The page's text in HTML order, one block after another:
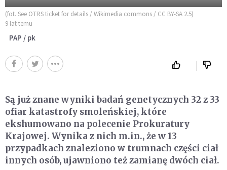
(fot. See OTRS ticket for details / Wikimedia commons / CC BY-SA 2.5)
9 lat temu
PAP / pk
Są już znane wyniki badań genetycznych 32 z 33
ofiar katastrofy smoleńskiej, które
ekshumowano na polecenie Prokuratury
Krajowej. Wynika z nich m.in., że w 13
przypadkach znaleziono w trumnach części ciał
innych osób, ujawniono też zamianę dwóch ciał.